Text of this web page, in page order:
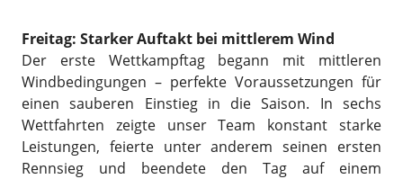
Freitag: Starker Auftakt bei mittlerem Wind
Der erste Wettkampftag begann mit mittleren
Windbedingungen – perfekte Voraussetzungen für
einen sauberen Einstieg in die Saison. In sechs
Wettfahrten zeigte unser Team konstant starke
Leistungen, feierte unter anderem seinen ersten
Rennsieg und beendete den Tag auf einem